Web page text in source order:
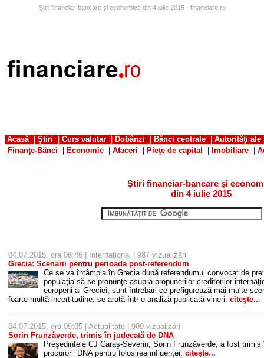
Ştiri financiar-bancare şi economice din 4 iulie 2015 - financiare.ro
Acasă| Ştiri Curs valutar Dobânzi Bănci centrale
Autorităţi ale
Finanţe-Bănci
Economie Afaceri Pieţe de capital Imobiliare
Ştiri financiar-bancare şi
din 4 iulie 2015
04.07.2015, ora 08:46 | Internaţional
| 987 vizualizări
Grecia: Scenarii pentru perioada post-referendum
Ce se va întâmpla în Grecia după referendumul convocat de
populaţia să se pronunţe asupra propunerilor creditorilor
europeni ai Greciei, sunt întrebări ce prefigurează mai multe
foarte multă incertitudine, se arată într-o analiză publicată vineri. citeşte...
04.07.2015, ora 09:05 | Actualitate | 909 vizualizări
Sorin Frunzăverde, trimis în judecată de DNA
Preşedintele CJ Caraş-Severin, Sorin Frunzăverde, a fost
procurorii DNA pentru folosirea influenţei. citeşte...